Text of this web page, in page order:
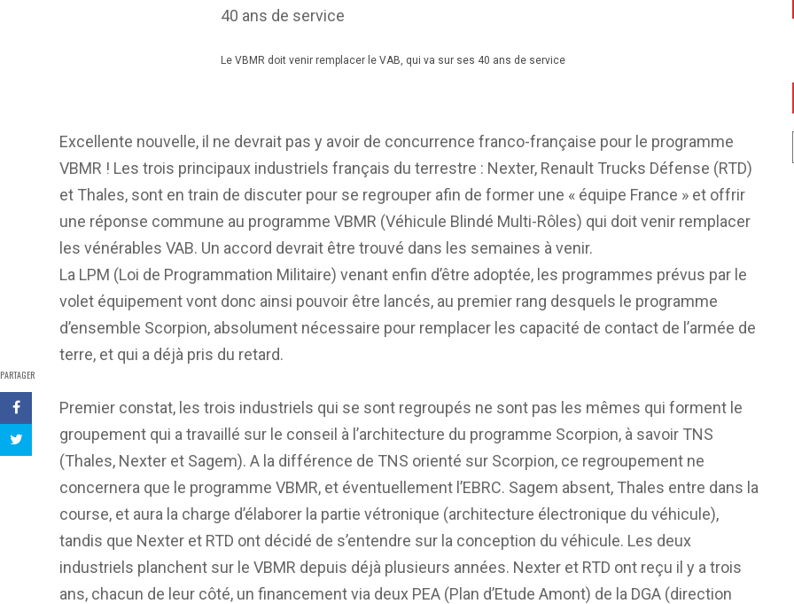
PARTAGER
Le VBMR doit venir remplacer le VAB, qui va sur ses 40 ans de service
Excellente nouvelle, il ne devrait pas y avoir de concurrence franco-française pour le programme
VBMR ! Les trois principaux industriels français du terrestre : Nexter, Renault Trucks Défense (RTD)
et Thales, sont en train de discuter pour se regrouper afin de former une « équipe France » et offrir
une réponse commune au programme VBMR (Véhicule Blindé Multi-Rôles) qui doit venir remplacer
les vénérables VAB. Un accord devrait être trouvé dans les semaines à venir.
La LPM (Loi de Programmation Militaire) venant enfin d’être adoptée, les programmes prévus par le
volet équipement vont donc ainsi pouvoir être lancés, au premier rang desquels le programme
d’ensemble Scorpion, absolument nécessaire pour remplacer les capacité de contact de l’armée de
terre, et qui a déjà pris du retard.
Premier constat, les trois industriels qui se sont regroupés ne sont pas les mêmes qui forment le
groupement qui a travaillé sur le conseil à l’architecture du programme Scorpion, à savoir TNS
(Thales, Nexter et Sagem). A la différence de TNS orienté sur Scorpion, ce regroupement ne
concernera que le programme VBMR, et éventuellement l’EBRC. Sagem absent, Thales entre dans la
course, et aura la charge d’élaborer la partie vétronique (architecture électronique du véhicule),
tandis que Nexter et RTD ont décidé de s’entendre sur la conception du véhicule. Les deux
industriels planchent sur le VBMR depuis déjà plusieurs années. Nexter et RTD ont reçu il y a trois
ans, chacun de leur côté, un financement via deux PEA (Plan d’Etude Amont) de la DGA (direction